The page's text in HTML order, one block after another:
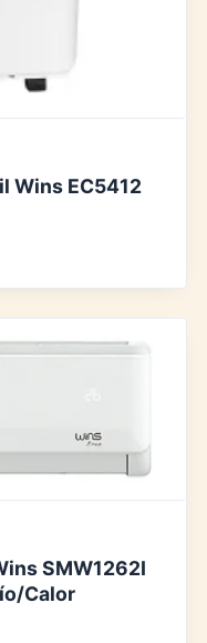
Wins EC5412
SMW1262I
Calor